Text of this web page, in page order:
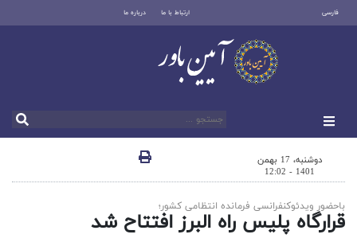
فارسی ارتباط با ما درباره ما
دوشنبه، 17 بهمن
1401 - 12:02
باحضور ویدئوکنفرانسی فرمانده انتظامی کشور؛
قرارگاه پلیس راه البرز افتتاح شد